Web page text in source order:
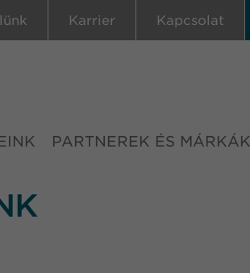
Karrier Kapcsolat
PARTNEREK ÉS MÁRKÁK